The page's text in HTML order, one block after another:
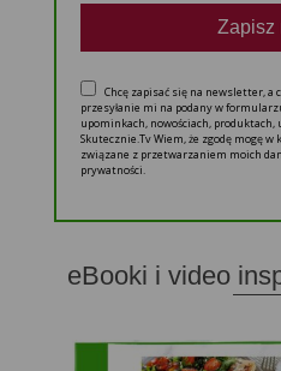
Zapisz
Chcę zapisać się na newsletter, a
przesyłanie mi na podany w
upominkach, nowościach, produktach,
Skutecznie.Tv Wiem, że zgodę mogę w
związane z przetwarzaniem moich
prywatności.
eBooki i video